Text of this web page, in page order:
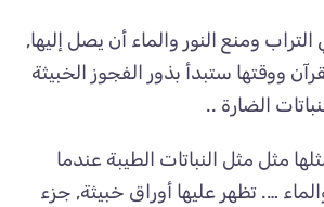
ومنع النور والماء أن يصل إليها,
ووقتها ستبدأ بذور الفجوز الخبيثة
الضارة ..
مثل مثل النباتات الطيبة عندما
…. تظهر عليها أوراق خبيثة, جزء